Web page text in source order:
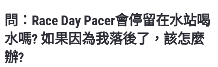
問：Race Day Pacer會停留在水站喝
水嗎? 如果因為我落後了，該怎麼
辦?